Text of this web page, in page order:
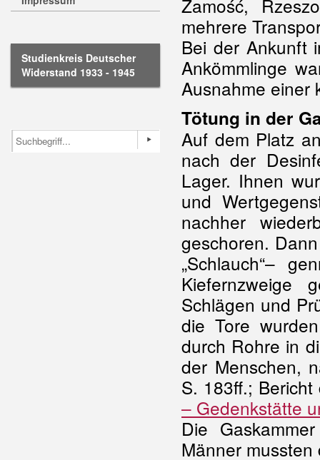
Studienkreis Deutscher
Widerstand 1933 - 1945
Zamość,
mehrere
Bei der Ankunft
Ankömmlinge
Ausnahme einer
Tötung in der
Auf dem Platz
nach der
Lager. Ihnen
und
nachher
geschoren.
„Schlauch“–
Kiefernzweige
Schlägen und
die Tore
durch Rohre in
der Menschen,
S. 183ff.;
– Gedenkstätte
Die
Männer